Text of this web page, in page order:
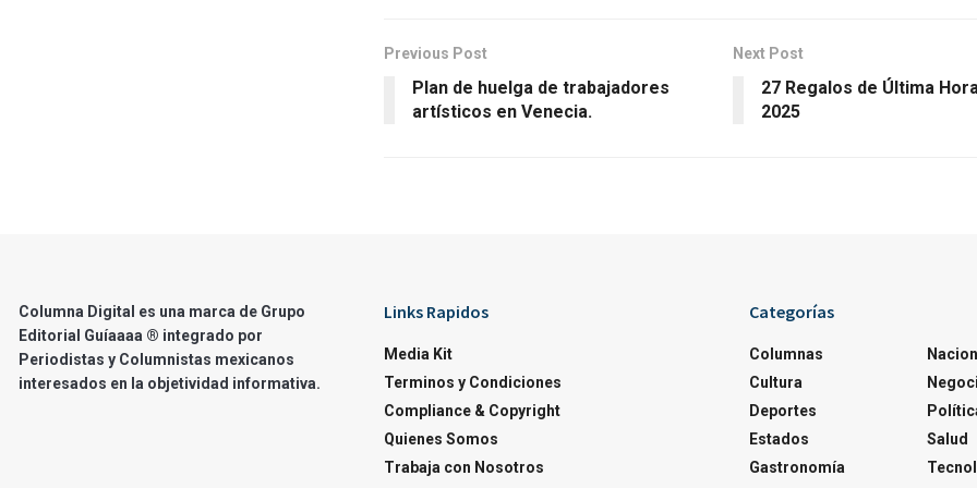
Previous Post
Plan de huelga de trabajadores
artísticos en Venecia.
Next Post
27 Regalos de Última
2025
Columna Digital es una marca de Grupo
Editorial Guíaaaa ® integrado por
Periodistas y Columnistas mexicanos
interesados en la objetividad informativa.
Links Rapidos
Media Kit
Terminos y Condiciones
Compliance & Copyright
Quienes Somos
Trabaja con Nosotros
Categorías
Columnas
Cultura
Deportes
Estados
Gastronomía
Salud